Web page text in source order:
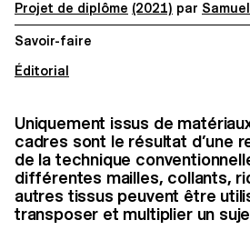
Projet de diplôme (2021) par
Savoir-faire
Éditorial
Uniquement issus de
cadres sont le résultat d’une
de la technique
différentes mailles, collants,
autres tissus peuvent être
transposer et multiplier un